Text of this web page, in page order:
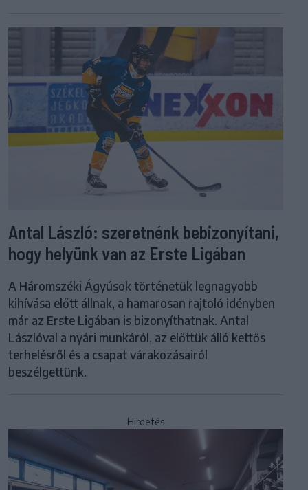
Antal László: szeretnénk bebizonyítani,
hogy helyünk van az Erste Ligában
A Háromszéki Ágyúsok történetük legnagyobb
kihívása előtt állnak, a hamarosan rajtoló idényben
már az Erste Ligában is bizonyíthatnak. Antal
Lászlóval a nyári munkáról, az előttük álló kettős
terhelésről és a csapat várakozásairól
beszélgettünk.
Hirdetés